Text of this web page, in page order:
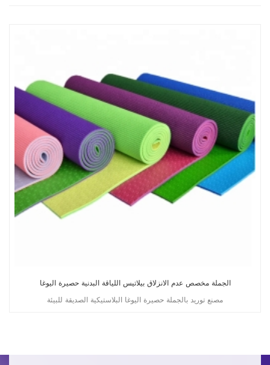
الجملة مخصص عدم الانزلاق بيلاتيس اللياقة البدنية حصيرة اليوغا
مصنع توريد بالجملة حصيرة اليوغا البلاستيكية الصديقة للبيئة